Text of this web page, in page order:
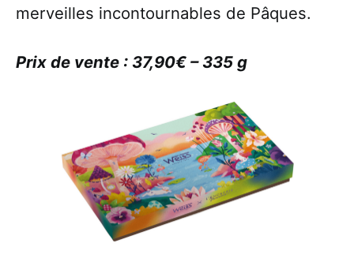
merveilles incontournables de Pâques.
Prix de vente : 37,90€ – 335 g